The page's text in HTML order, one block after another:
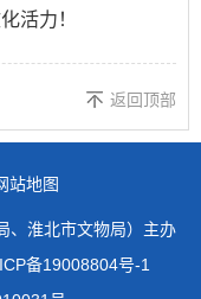
活力！
返回顶部
站地图
、淮北市文物局）主办
备19008804号-1